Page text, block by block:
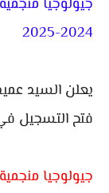
جيولوجيا
2024-2025
يعلن السيد
فتح التسجيل في